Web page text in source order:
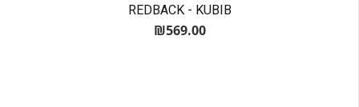
REDBACK - KUBIB
₪569.00